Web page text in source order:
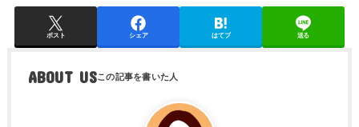
ポスト シェア はてブ 送る
ABOUT US